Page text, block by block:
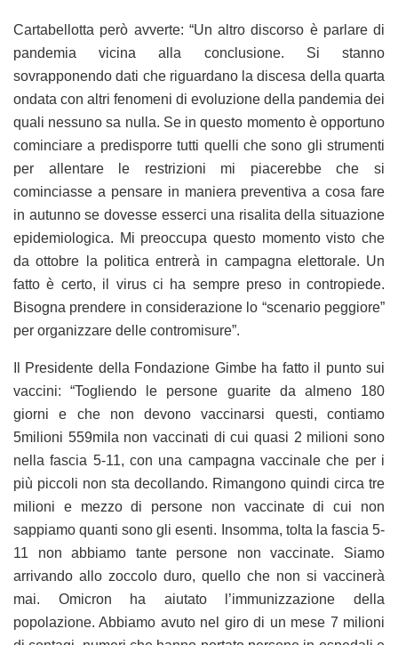
Cartabellotta però avverte: “Un altro discorso è parlare di
pandemia vicina alla conclusione. Si stanno
sovrapponendo dati che riguardano la discesa della quarta
ondata con altri fenomeni di evoluzione della pandemia dei
quali nessuno sa nulla. Se in questo momento è opportuno
cominciare a predisporre tutti quelli che sono gli strumenti
per allentare le restrizioni mi piacerebbe che si
cominciasse a pensare in maniera preventiva a cosa fare
in autunno se dovesse esserci una risalita della situazione
epidemiologica. Mi preoccupa questo momento visto che
da ottobre la politica entrerà in campagna elettorale. Un
fatto è certo, il virus ci ha sempre preso in contropiede.
Bisogna prendere in considerazione lo “scenario peggiore”
per organizzare delle contromisure”.
Il Presidente della Fondazione Gimbe ha fatto il punto sui
vaccini: “Togliendo le persone guarite da almeno 180
giorni e che non devono vaccinarsi questi, contiamo
5milioni 559mila non vaccinati di cui quasi 2 milioni sono
nella fascia 5-11, con una campagna vaccinale che per i
più piccoli non sta decollando. Rimangono quindi circa tre
milioni e mezzo di persone non vaccinate di cui non
sappiamo quanti sono gli esenti. Insomma, tolta la fascia 5-
11 non abbiamo tante persone non vaccinate. Siamo
arrivando allo zoccolo duro, quello che non si vaccinerà
mai. Omicron ha aiutato l’immunizzazione della
popolazione. Abbiamo avuto nel giro di un mese 7 milioni